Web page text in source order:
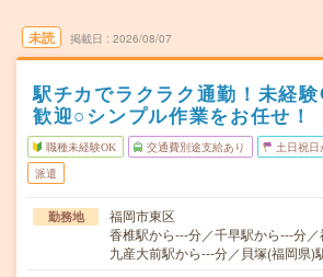
未読 掲載日 2026/08/07
駅チカでラクラク通勤！未経
歓迎○シンプル作業をお任せ！
職種未経験OK 交通費別途支給あり 土日祝日
派遣
勤務地
福岡市東区
香椎駅から---分／千早駅から---分
九産大前駅から---分／貝塚(福岡県)